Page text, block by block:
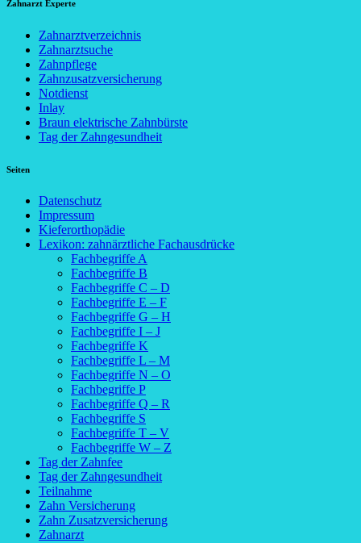
Zahnarzt Experte
Zahnarztverzeichnis
Zahnarztsuche
Zahnpflege
Zahnzusatzversicherung
Notdienst
Inlay
Braun elektrische Zahnbürste
Tag der Zahngesundheit
Seiten
Datenschutz
Impressum
Kieferorthopädie
Lexikon: zahnärztliche Fachausdrücke
Fachbegriffe A
Fachbegriffe B
Fachbegriffe C – D
Fachbegriffe E – F
Fachbegriffe G – H
Fachbegriffe I – J
Fachbegriffe K
Fachbegriffe L – M
Fachbegriffe N – O
Fachbegriffe P
Fachbegriffe Q – R
Fachbegriffe S
Fachbegriffe T – V
Fachbegriffe W – Z
Tag der Zahnfee
Tag der Zahngesundheit
Teilnahme
Zahn Versicherung
Zahn Zusatzversicherung
Zahnarzt